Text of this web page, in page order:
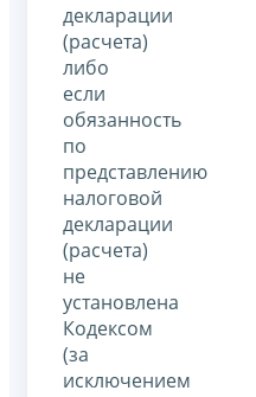
декларации
(расчета)
либо
если
обязанность
по
представлению
налоговой
декларации
(расчета)
не
установлена
Кодексом
(за
исключением